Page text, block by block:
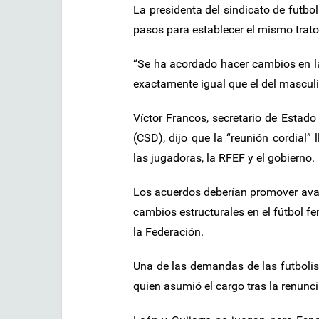
La presidenta del sindicato de
pasos para establecer el mismo
“Se ha acordado hacer cambios
exactamente igual que el del
Víctor Francos, secretario de
(CSD), dijo que la “reunión
las jugadoras, la RFEF y el gobierno.
Los acuerdos deberían promover
cambios estructurales en el fútbol
la Federación.
Una de las demandas de las
quien asumió el cargo tras la